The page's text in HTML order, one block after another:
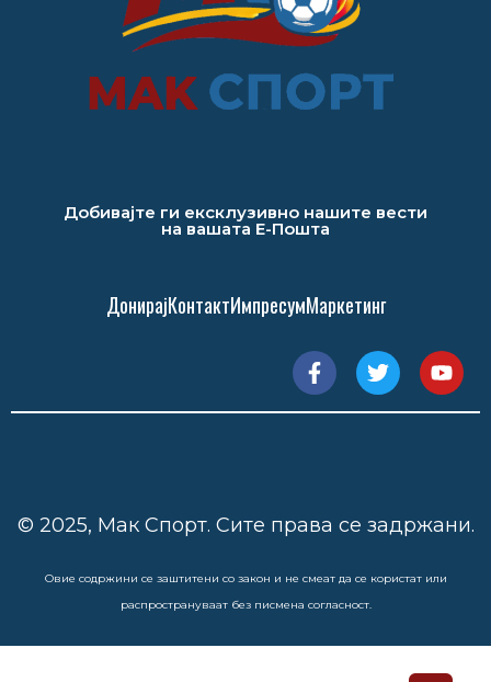
Добивајте ги ексклузивно нашите вести
на вашата Е-Пошта
ДонирајКонтактИмпресумМаркетинг
© 2025, Мак Спорт. Сите права се задржани.
Овие содржини се заштитени со закон и не смеат да се користат или
распространуваат без писмена согласност.